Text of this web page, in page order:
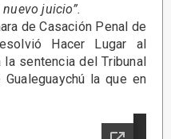
juicio”.
de Casación Penal de
Hacer Lugar al
sentencia del Tribunal
la que en